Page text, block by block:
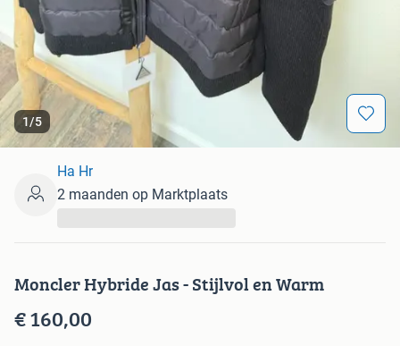
1/5
Moncler Hybride Jas - Stijlvol en Warm
€ 160,00
Ha Hr
2 maanden op Marktplaats